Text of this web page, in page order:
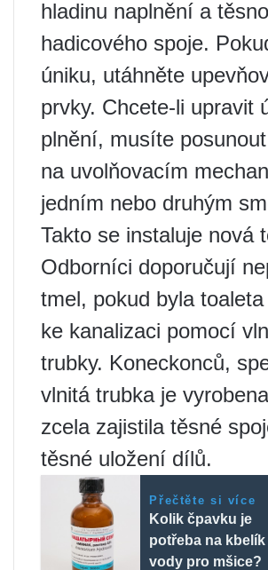
hladinu naplnění a
hadicového spoje.
úniku, utáhněte
prvky. Chcete-li upravit
plnění, musíte
na uvolňovacím
jedním nebo druhým
Takto se instaluje nová
Odborníci doporučují
tmel, pokud byla
ke kanalizaci pomocí
trubky. Koneckonců,
vlnitá trubka je
zcela zajistila těsné
těsné uložení dílů.
Přečtěte si více
Kolik čpavku je
potřeba na kbelík
vody pro mšice?